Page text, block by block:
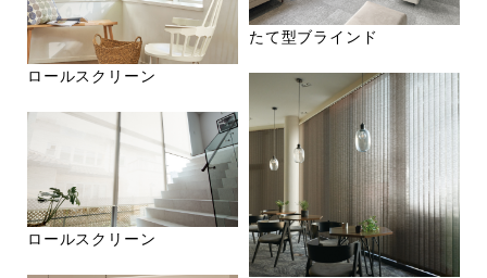
ロールスクリーン
ロールスクリーン
たて型ブラインド